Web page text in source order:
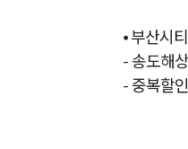
⦁ 부산시
- 송도해
- 중복할